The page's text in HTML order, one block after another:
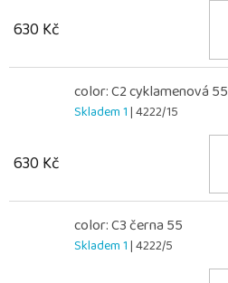
630 Kč
color: C2 cyklamenová 55
Skladem 1| 4222/15
630 Kč
color: C3 černa 55
Skladem 1| 4222/5